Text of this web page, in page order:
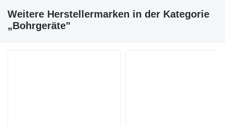
Weitere Herstellermarken in der Kategorie
„Bohrgeräte"